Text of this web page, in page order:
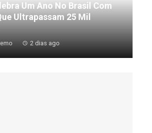
Um Ano No Brasil Com
Ultrapassam 25 Mil
2 dias ago